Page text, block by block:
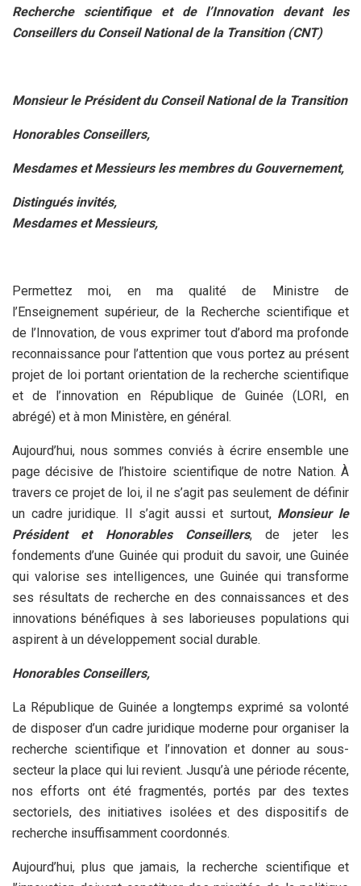
Recherche scientifique et de l’Innovation devant les
Conseillers du Conseil National de la Transition (CNT)
Monsieur le Président du Conseil National de la Transition
Honorables Conseillers,
Mesdames et Messieurs les membres du Gouvernement,
Distingués invités,
Mesdames et Messieurs,
Permettez moi, en ma qualité de Ministre de
l’Enseignement supérieur, de la Recherche scientifique et
de l’Innovation, de vous exprimer tout d’abord ma profonde
reconnaissance pour l’attention que vous portez au présent
projet de loi portant orientation de la recherche scientifique
et de l’innovation en République de Guinée (LORI, en
abrégé) et à mon Ministère, en général.
Aujourd’hui, nous sommes conviés à écrire ensemble une
page décisive de l’histoire scientifique de notre Nation. À
travers ce projet de loi, il ne s’agit pas seulement de définir
un cadre juridique. Il s’agit aussi et surtout, Monsieur le
Président et Honorables Conseillers, de jeter les
fondements d’une Guinée qui produit du savoir, une Guinée
qui valorise ses intelligences, une Guinée qui transforme
ses résultats de recherche en des connaissances et des
innovations bénéfiques à ses laborieuses populations qui
aspirent à un développement social durable.
Honorables Conseillers,
La République de Guinée a longtemps exprimé sa volonté
de disposer d’un cadre juridique moderne pour organiser la
recherche scientifique et l’innovation et donner au sous-
secteur la place qui lui revient. Jusqu’à une période récente,
nos efforts ont été fragmentés, portés par des textes
sectoriels, des initiatives isolées et des dispositifs de
recherche insuffisamment coordonnés.
Aujourd’hui, plus que jamais, la recherche scientifique et